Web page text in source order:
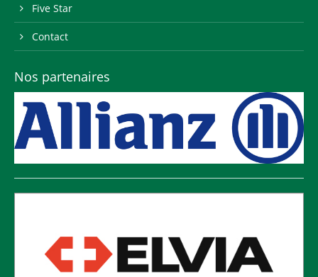
Five Star
Contact
Nos partenaires